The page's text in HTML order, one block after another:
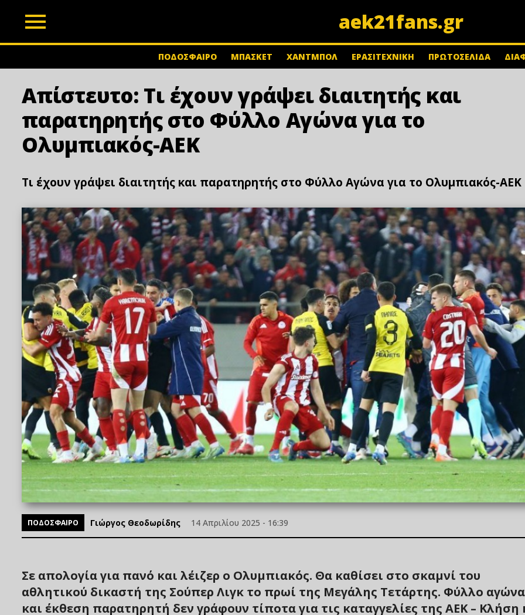
aek21fans.gr
ΠΟΔΟΣΦΑΙΡΟ ΜΠΑΣΚΕΤ ΧΑΝΤΜΠΟΛ ΕΡΑΣΙΤΕΧΝΙΚΗ ΠΡΩΤΟΣΕΛΙΔΑ
Απίστευτο: Τι έχουν γράψει διαιτητής και
παρατηρητής στο Φύλλο Αγώνα για το
Ολυμπιακός-ΑΕΚ
Τι έχουν γράψει διαιτητής και παρατηρητής στο Φύλλο Αγώνα για το Ολυμπιακός-ΑΕΚ
ΠΟΔΟΣΦΑΙΡΟ Γιώργος Θεοδωρίδης 14 Απριλίου 2025 - 16:39
Σε απολογία για πανό και λέιζερ ο Ολυμπιακός. Θα καθίσει στο σκαμνί του
αθλητικού δικαστή της Σούπερ Λιγκ το πρωί της Μεγάλης Τετάρτης. Φύλλο αγώνα
και έκθεση παρατηρητή δεν γράφουν τίποτα για τις καταγγελίες της ΑΕΚ – Κλήση